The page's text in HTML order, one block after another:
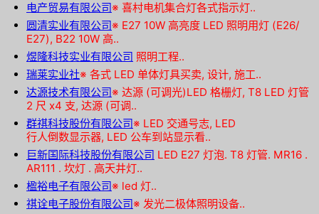
电产贸易有限公司※ 喜村电机集合灯各式指示灯..
圆清实业有限公司※ E27 10W 高亮度 LED 照明用灯 (E26/
E27), B22 10W 高..
煜隆科技实业有限公司 照明工程..
瑞莱实业社※ 各式 LED 单体灯具买卖, 设计, 施工..
达源技术有限公司※ 达源 (可调光)LED 格栅灯, T8 LED 灯管
2 尺 x4 支, 达源 (可调..
群祺科技股份有限公司※ LED 交通号志, LED
行人倒数显示器, LED 公车到站显示看..
巨新国际科技股份有限公司 LED E27 灯泡. T8 灯管. MR16 .
AR111 . 坎灯 . 高天井灯..
楹裕电子有限公司※ led 灯..
祺诠电子股份有限公司※ 发光二极体照明设备..